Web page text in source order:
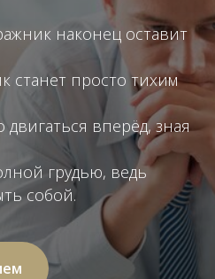
наконец оставит
станет просто тихим
двигаться вперёд, зная
грудью, ведь
собой.